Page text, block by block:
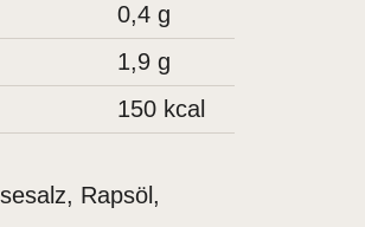
0,4 g
1,9 g
150 kcal
Rapsöl,